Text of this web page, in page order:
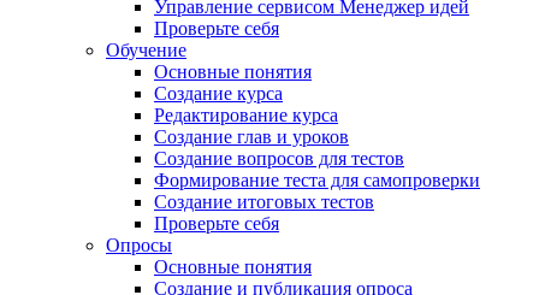
Управление сервисом Менеджер идей
Проверьте себя
Обучение
Основные понятия
Создание курса
Редактирование курса
Создание глав и уроков
Создание вопросов для тестов
Формирование теста для самопроверки
Создание итоговых тестов
Проверьте себя
Опросы
Основные понятия
Создание и публикация опроса